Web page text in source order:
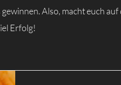
Also, macht euch auf
Erfolg!